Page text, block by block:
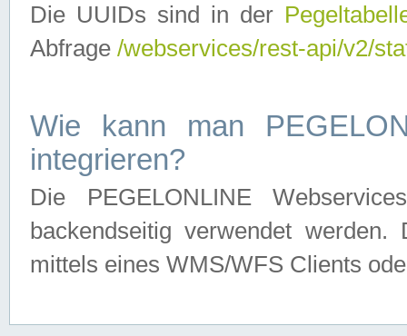
Die UUIDs sind in der
Abfrage /webservices/rest-api/v2/
Wie kann man
integrieren?
Die PEGELONLINE
backendseitig verwendet
mittels eines WMS/WFS Clients